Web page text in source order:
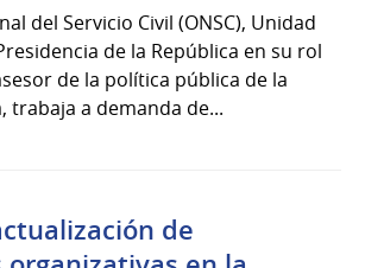
del Servicio Civil (ONSC), Unidad
de la República en su rol
de la política pública de la
trabaja a demanda de...
de